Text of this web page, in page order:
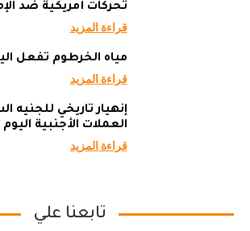
تحركات أمريكية ضد
قراءة المزيد
مياه الخرطوم تفعل
قراءة المزيد
إنهيار تاريخي للجنيه
العملات الأجنبية اليوم
قراءة المزيد
تابعنا علي